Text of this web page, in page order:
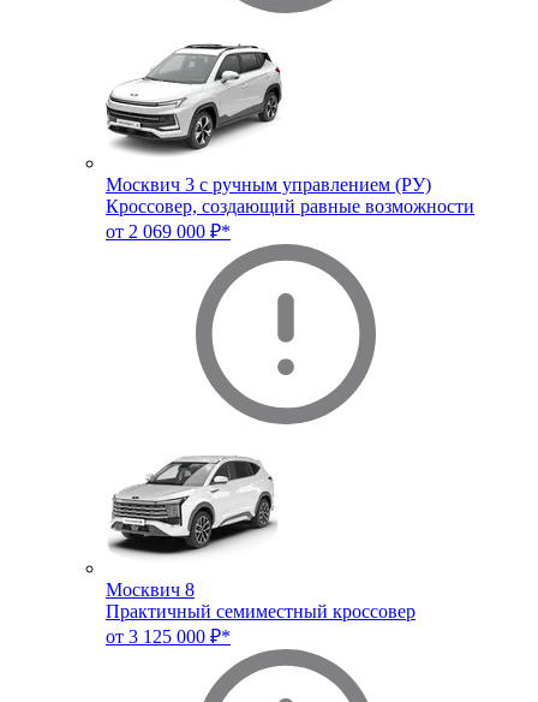
Москвич 3 с ручным управлением (РУ)
Кроссовер, создающий равные возможности
от 2 069 000 ₽*
Москвич 8
Практичный семиместный кроссовер
от 3 125 000 ₽*